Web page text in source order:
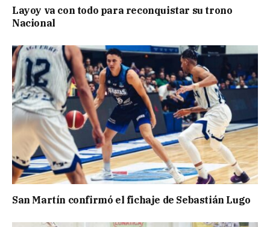
Layoy va con todo para reconquistar su trono
Nacional
San Martín confirmó el fichaje de Sebastián Lugo